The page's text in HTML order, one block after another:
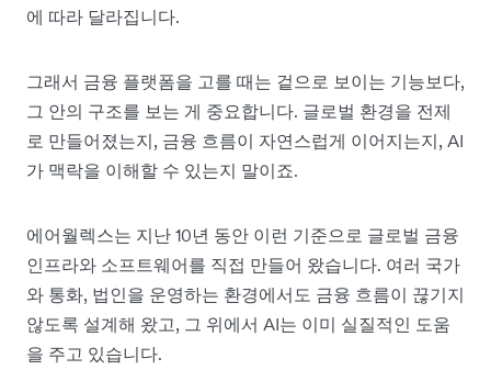
에 따라 달라집니다.
그래서 금융 플랫폼을 고를 때는 겉으로 보이는 기능보다,
그 안의 구조를 보는 게 중요합니다. 글로벌 환경을 전제
로 만들어졌는지, 금융 흐름이 자연스럽게 이어지는지, AI
가 맥락을 이해할 수 있는지 말이죠.
에어월렉스는 지난 10년 동안 이런 기준으로 글로벌 금융
인프라와 소프트웨어를 직접 만들어 왔습니다. 여러 국가
와 통화, 법인을 운영하는 환경에서도 금융 흐름이 끊기지
않도록 설계해 왔고, 그 위에서 AI는 이미 실질적인 도움
을 주고 있습니다.